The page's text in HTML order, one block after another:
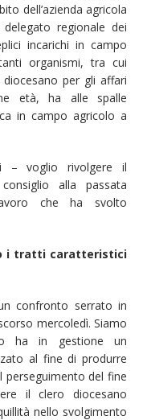
dell’azienda agricola
regionale dei
incarichi in campo
organismi, tra cui
per gli affari
età, ha alle spalle
in campo agricolo a
– voglio rivolgere il
alla passata
che ha svolto
i tratti caratteristici
confronto serrato in
mercoledì. Siamo
ha in gestione un
al fine di produrre
perseguimento del fine
il clero diocesano
nello svolgimento